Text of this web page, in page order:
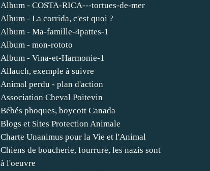
Album - COSTA-RICA---tortues-de-mer
Album - La corrida, c'est quoi ?
Album - Ma-famille-4pattes-1
Album - mon-rototo
Album - Vina-et-Harmonie-1
Allauch, exemple à suivre
Animal perdu - plan d'action
Association Cheval Poitevin
Bébés phoques, boycott Canada
Blogs et Sites Protection Animale
Charte Unanimus pour la Vie et l'Animal
Chiens de boucherie, fourrure, les nazis sont
à l'oeuvre